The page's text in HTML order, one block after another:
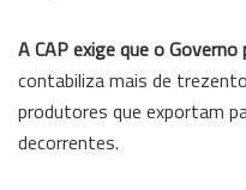
A CAP exige que o
contabiliza mais de
produtores que exportam
decorrentes.